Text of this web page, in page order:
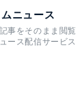
ニュース
事をそのまま閲覧
ース配信サービス